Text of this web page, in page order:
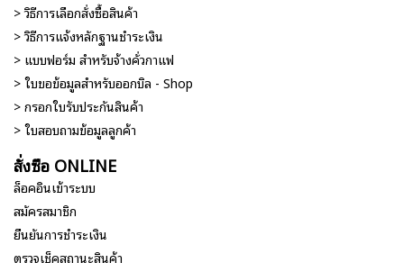
> วิธีการเลือกสั่งซื้อสินค้า
> วิธีการแจ้งหลักฐานชำระเงิน
> แบบฟอร์ม สำหรับจ้างคั่วกาแฟ
> ใบขอข้อมูลสำหรับออกบิล - Shop
> กรอกใบรับประกันสินค้า
> ใบสอบถามข้อมูลลูกค้า
สั่งซื้อ ONLINE
ล็อคอินเข้าระบบ
สมัครสมาชิก
ยืนยันการชำระเงิน
ตรวจเช็คสถานะสินค้า